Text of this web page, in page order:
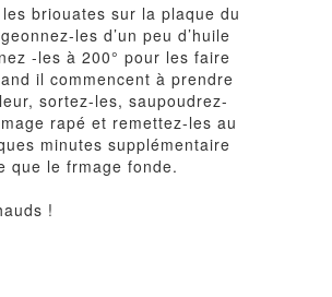
briouates sur la plaque du
les d’un peu d’huile
-les à 200° pour les faire
il commencent à prendre
sortez-les, saupoudrez-
rapé et remettez-les au
minutes supplémentaire
que le frmage fonde.
!